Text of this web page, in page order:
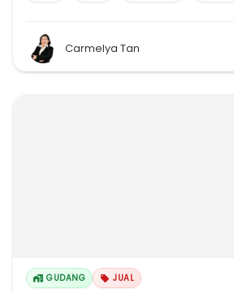
Carmelya Tan
GUDANG JUAL